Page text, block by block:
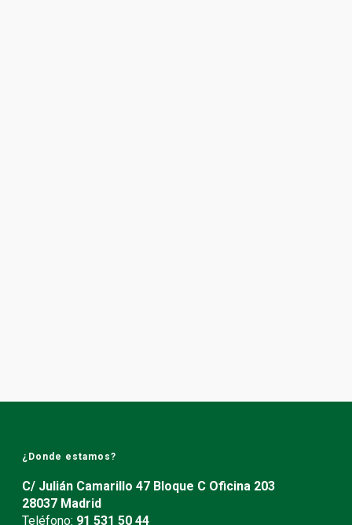
¿Donde estamos?
C/ Julián Camarillo 47 Bloque C Oficina 203
28037 Madrid
Teléfono: 91 531 50 44